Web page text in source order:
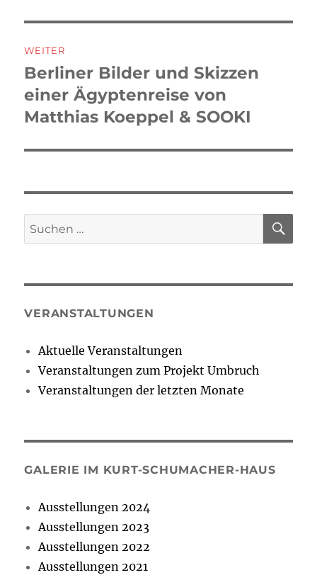
WEITER
Nächster
Beitrag:
Berliner Bilder und Skizzen
einer Ägyptenreise von
Matthias Koeppel & SOOKI
Suchen
nach:
VERANSTALTUNGEN
Aktuelle Veranstaltungen
Veranstaltungen zum Projekt Umbruch
Veranstaltungen der letzten Monate
GALERIE IM KURT-SCHUMACHER-HAUS
Ausstellungen 2024
Ausstellungen 2023
Ausstellungen 2022
Ausstellungen 2021